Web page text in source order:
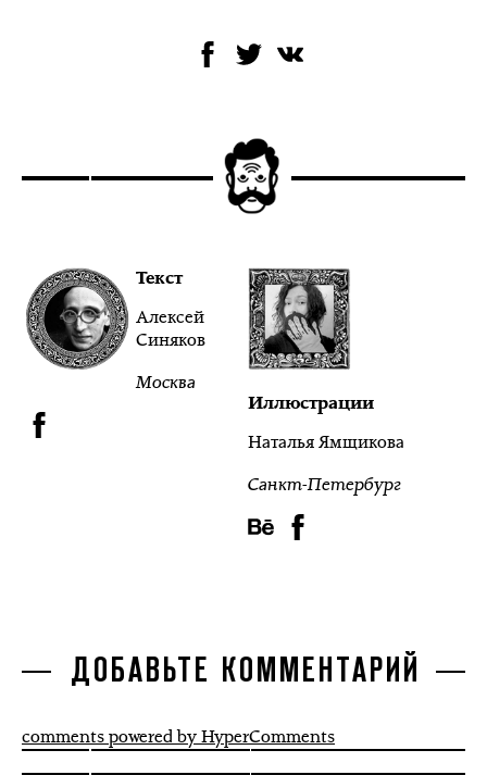
Текст
Алексей
Синяков
Москва
Иллюстрации
Наталья Ямщикова
Санкт-Петербург
ДОБАВЬТЕ КОММЕНТАРИЙ
comments powered by HyperComments